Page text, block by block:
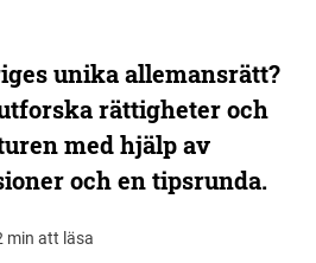
unika allemansrätt?
rättigheter och
med hjälp av
och en tipsrunda.
min att läsa